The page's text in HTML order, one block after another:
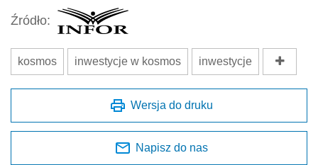
Źródło:
kosmos inwestycje w kosmos inwestycje
Wersja do druku
Napisz do nas